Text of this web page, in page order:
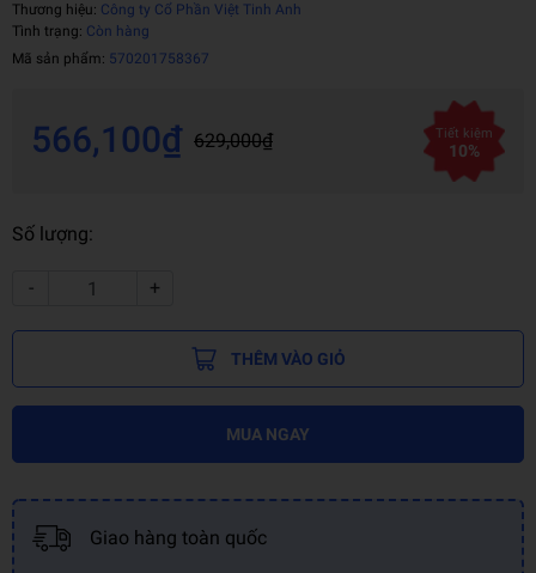
Thương hiệu: Công ty Cổ Phần Việt Tinh Anh
Tình trạng: Còn hàng
Mã sản phẩm: 570201758367
566,100₫ 629,000₫ Tiết kiệm
10%
Số lượng:
- +
THÊM VÀO GIỎ
MUA NGAY
Giao hàng toàn quốc